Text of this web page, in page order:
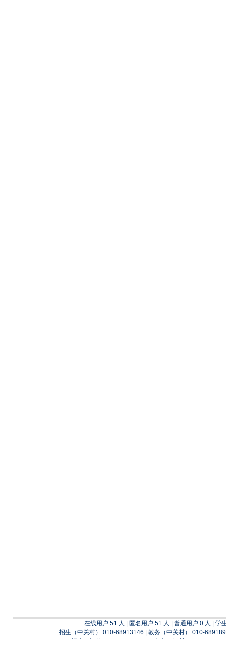
在线用户 51 人 | 匿名用户 51 人 | 普通用户 0 人 | 学
招生（中关村） 010-68913146 | 教务（中关村） 010-
招生（阎村） 010-81389976 | 考务（阎村） 010-